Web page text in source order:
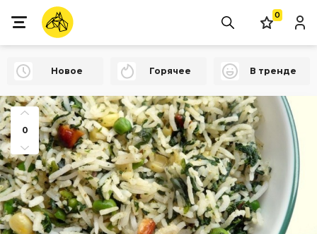
0
Новое Горячее В тренде
0